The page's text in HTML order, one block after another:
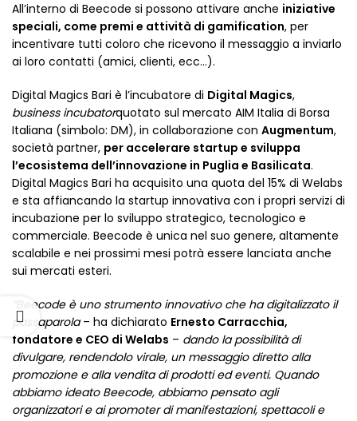
All’interno di Beecode si possono attivare anche iniziative
speciali, come premi e attività di gamification, per
incentivare tutti coloro che ricevono il messaggio a inviarlo
ai loro contatti (amici, clienti, ecc…).
Digital Magics Bari è l’incubatore di Digital Magics,
business incubatorquotato sul mercato AIM Italia di Borsa
Italiana (simbolo: DM), in collaborazione con Augmentum,
società partner, per accelerare startup e sviluppa
l’ecosistema dell’innovazione in Puglia e Basilicata.
Digital Magics Bari ha acquisito una quota del 15% di Welabs
e sta affiancando la startup innovativa con i propri servizi di
incubazione per lo sviluppo strategico, tecnologico e
commerciale. Beecode è unica nel suo genere, altamente
scalabile e nei prossimi mesi potrà essere lanciata anche
sui mercati esteri.
“Beecode è uno strumento innovativo che ha digitalizzato il
passaparola– ha dichiarato Ernesto Carracchia,
fondatore e CEO di Welabs – dando la possibilità di
divulgare, rendendolo virale, un messaggio diretto alla
promozione e alla vendita di prodotti ed eventi. Quando
abbiamo ideato Beecode, abbiamo pensato agli
organizzatori e ai promoter di manifestazioni, spettacoli e